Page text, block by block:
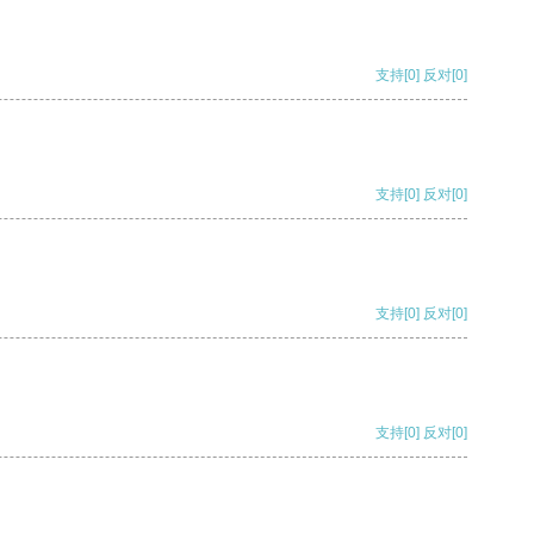
支持[0] 反对[0]
支持[0] 反对[0]
支持[0] 反对[0]
支持[0] 反对[0]